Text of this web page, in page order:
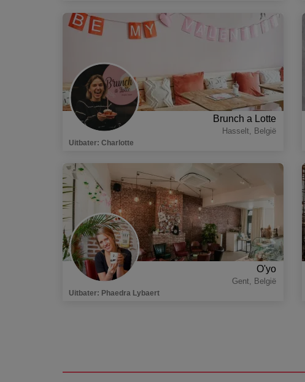
Brunch a Lotte
Hasselt, België
Uitbater: Charlotte
O'yo
Gent, België
Uitbater: Phaedra Lybaert